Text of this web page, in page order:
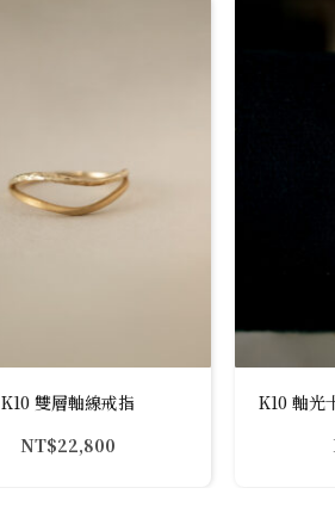
K10 雙層軸線戒指
NT$22,800
K10 軸光